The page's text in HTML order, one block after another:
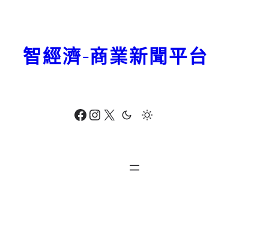
Facebook Instagram X
智經濟-商業新聞平台